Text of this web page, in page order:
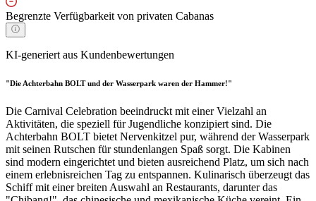
Begrenzte Verfügbarkeit von privaten Cabanas
KI-generiert aus Kundenbewertungen
"Die Achterbahn BOLT und der Wasserpark waren der Hammer!"
Die Carnival Celebration beeindruckt mit einer Vielzahl an
Aktivitäten, die speziell für Jugendliche konzipiert sind. Die
Achterbahn BOLT bietet Nervenkitzel pur, während der Wasserpark
mit seinen Rutschen für stundenlangen Spaß sorgt. Die Kabinen
sind modern eingerichtet und bieten ausreichend Platz, um sich nach
einem erlebnisreichen Tag zu entspannen. Kulinarisch überzeugt das
Schiff mit einer breiten Auswahl an Restaurants, darunter das